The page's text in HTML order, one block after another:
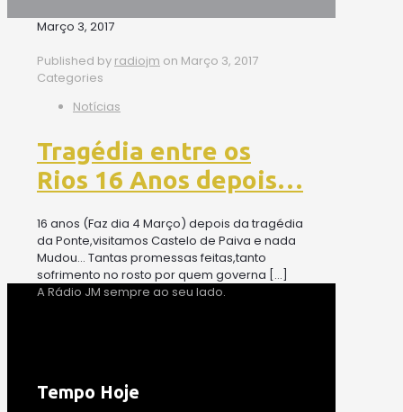
Março 3, 2017
Published by radiojm on Março 3, 2017
Categories
Notícias
Tragédia entre os
Rios 16 Anos depois…
16 anos (Faz dia 4 Março) depois da tragédia
da Ponte,visitamos Castelo de Paiva e nada
Mudou… Tantas promessas feitas,tanto
sofrimento no rosto por quem governa […]
A Rádio JM sempre ao seu lado.
Tempo Hoje